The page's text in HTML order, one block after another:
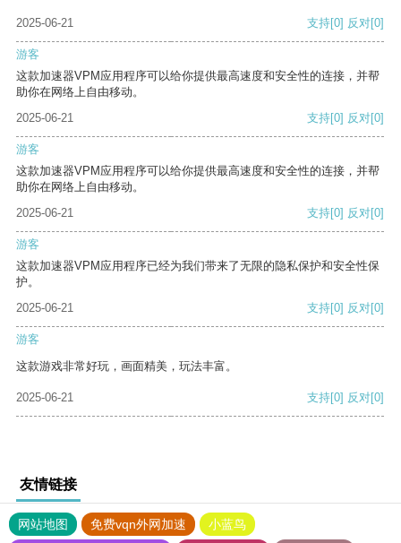
2025-06-21 支持[0] 反对[0]
游客
这款加速器VPM应用程序可以给你提供最高速度和安全性的连接，并帮
助你在网络上自由移动。
2025-06-21
支持[0] 反对[0]
游客
这款加速器VPM应用程序可以给你提供最高速度和安全性的连接，并帮
助你在网络上自由移动。
2025-06-21
支持[0] 反对[0]
游客
这款加速器VPM应用程序已经为我们带来了无限的隐私保护和安全性保
护。
2025-06-21
支持[0] 反对[0]
游客
这款游戏非常好玩，画面精美，玩法丰富。
2025-06-21 支持[0] 反对[0]
友情链接
网站地图 免费vqn外网加速
小蓝鸟